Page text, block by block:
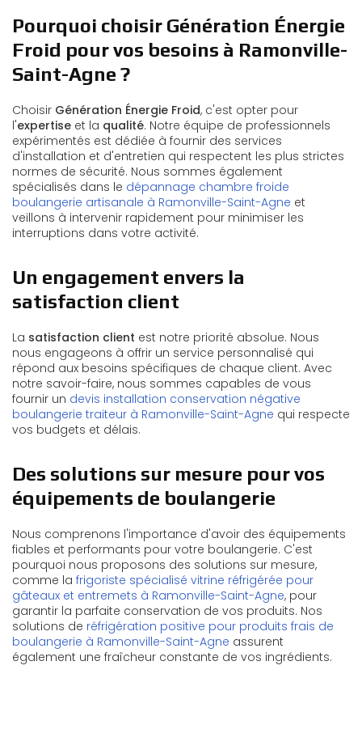
Pourquoi choisir Génération Énergie
Froid pour vos besoins à Ramonville-
Saint-Agne ?
Choisir Génération Énergie Froid, c'est opter pour
l'expertise et la qualité. Notre équipe de professionnels
expérimentés est dédiée à fournir des services
d'installation et d'entretien qui respectent les plus strictes
normes de sécurité. Nous sommes également
spécialisés dans le dépannage chambre froide
boulangerie artisanale à Ramonville-Saint-Agne et
veillons à intervenir rapidement pour minimiser les
interruptions dans votre activité.
Un engagement envers la
satisfaction client
La satisfaction client est notre priorité absolue. Nous
nous engageons à offrir un service personnalisé qui
répond aux besoins spécifiques de chaque client. Avec
notre savoir-faire, nous sommes capables de vous
fournir un devis installation conservation négative
boulangerie traiteur à Ramonville-Saint-Agne qui respecte
vos budgets et délais.
Des solutions sur mesure pour vos
équipements de boulangerie
Nous comprenons l'importance d'avoir des équipements
fiables et performants pour votre boulangerie. C'est
pourquoi nous proposons des solutions sur mesure,
comme la frigoriste spécialisé vitrine réfrigérée pour
gâteaux et entremets à Ramonville-Saint-Agne, pour
garantir la parfaite conservation de vos produits. Nos
solutions de réfrigération positive pour produits frais de
boulangerie à Ramonville-Saint-Agne assurent
également une fraîcheur constante de vos ingrédients.